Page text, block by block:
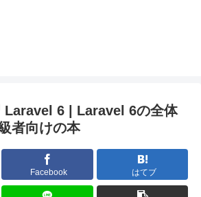
6 | Laravel 6の全体
者向けの本
Facebook はてブ